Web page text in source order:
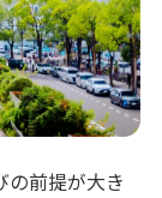
の前提が大き